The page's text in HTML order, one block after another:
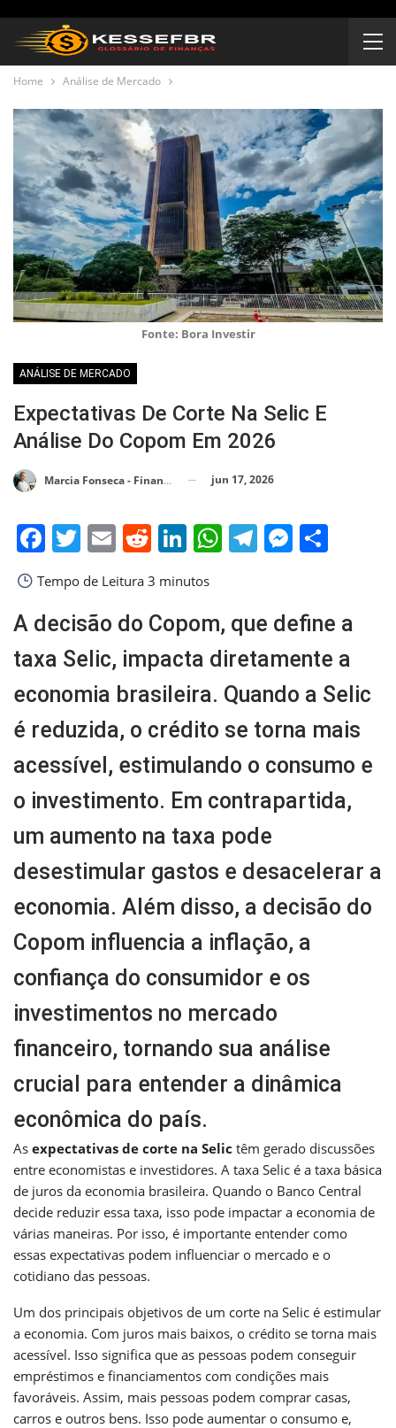
Home Análise de Mercado
Fonte: Bora Investir
ANÁLISE DE MERCADO
Expectativas De Corte Na Selic E
Análise Do Copom Em 2026
Marcia Fonseca - Financial Consultant jun 17, 2026
Facebook
Twitter
EmailReddit
LinkedIn
WhatsApp
Telegram
Tempo de Leitura 3 minutos
A decisão do Copom, que define a
taxa Selic, impacta diretamente a
economia brasileira. Quando a Selic
é reduzida, o crédito se torna mais
acessível, estimulando o consumo e
o investimento. Em contrapartida,
um aumento na taxa pode
desestimular gastos e desacelerar a
economia. Além disso, a decisão do
Copom influencia a inflação, a
confiança do consumidor e os
investimentos no mercado
financeiro, tornando sua análise
crucial para entender a dinâmica
econômica do país.
As expectativas de corte na Selic têm gerado discussões
entre economistas e investidores. A taxa Selic é a taxa básica
de juros da economia brasileira. Quando o Banco Central
decide reduzir essa taxa, isso pode impactar a economia de
várias maneiras. Por isso, é importante entender como
essas expectativas podem influenciar o mercado e o
cotidiano das pessoas.
Um dos principais objetivos de um corte na Selic é estimular
a economia. Com juros mais baixos, o crédito se torna mais
acessível. Isso significa que as pessoas podem conseguir
empréstimos e financiamentos com condições mais
favoráveis. Assim, mais pessoas podem comprar casas,
carros e outros bens. Isso pode aumentar o consumo e,